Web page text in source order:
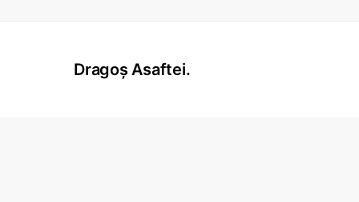
Dragoș Asaftei.